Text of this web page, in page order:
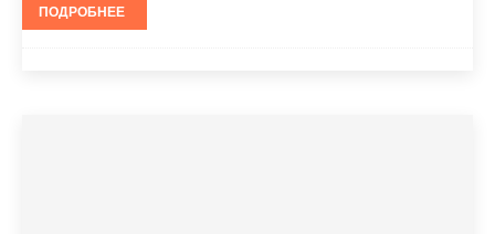
ПОДРОБНЕЕ